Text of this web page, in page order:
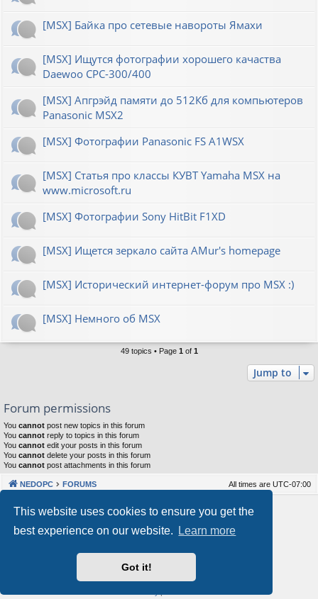
This website uses cookies to ensure you get the
best experience on our website.
Learn more
Got it!
[MSX] Байка про сетевые навороты Ямахи
[MSX] Ищутся фотографии хорошего качаства
Daewoo CPC-300/400
[MSX] Апгрэйд памяти до 512Кб для компьютеров
Panasonic MSX2
[MSX] Фотографии Panasonic FS A1WSX
[MSX] Статья про классы КУВТ Yamaha MSX на
www.microsoft.ru
[MSX] Фотографии Sony HitBit F1XD
[MSX] Ищется зеркало сайта AMur's homepage
[MSX] Исторический интернет-форум про MSX :)
[MSX] Немного об MSX
49 topics • Page 1 of 1
Jump to
Forum permissions
You cannot post new topics in this forum
You cannot reply to topics in this forum
You cannot edit your posts in this forum
You cannot delete your posts in this forum
You cannot post attachments in this forum
NEDOPC FORUMS All times are UTC-07:00
Powered byphpBB® Forum Software © phpBB Limited
Our VPS Hosting By RimuHosting
This server is located in London data center
Server admin:mastodon.social/@Shaos